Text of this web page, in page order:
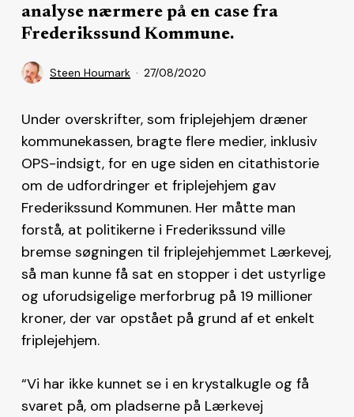
analyse nærmere på en case fra
Frederikssund Kommune.
Steen Houmark 27/08/2020
Under overskrifter, som friplejehjem dræner
kommunekassen, bragte flere medier, inklusiv
OPS-indsigt, for en uge siden en citathistorie
om de udfordringer et friplejehjem gav
Frederikssund Kommunen. Her måtte man
forstå, at politikerne i Frederikssund ville
bremse søgningen til friplejehjemmet Lærkevej,
så man kunne få sat en stopper i det ustyrlige
og uforudsigelige merforbrug på 19 millioner
kroner, der var opstået på grund af et enkelt
friplejehjem.
“Vi har ikke kunnet se i en krystalkugle og få
svaret på, om pladserne på Lærkevej